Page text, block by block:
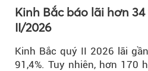
Kinh Bắc báo lãi hơn
II/2026
Kinh Bắc quý II 2026 lãi
91,4%. Tuy nhiên, hơn 170